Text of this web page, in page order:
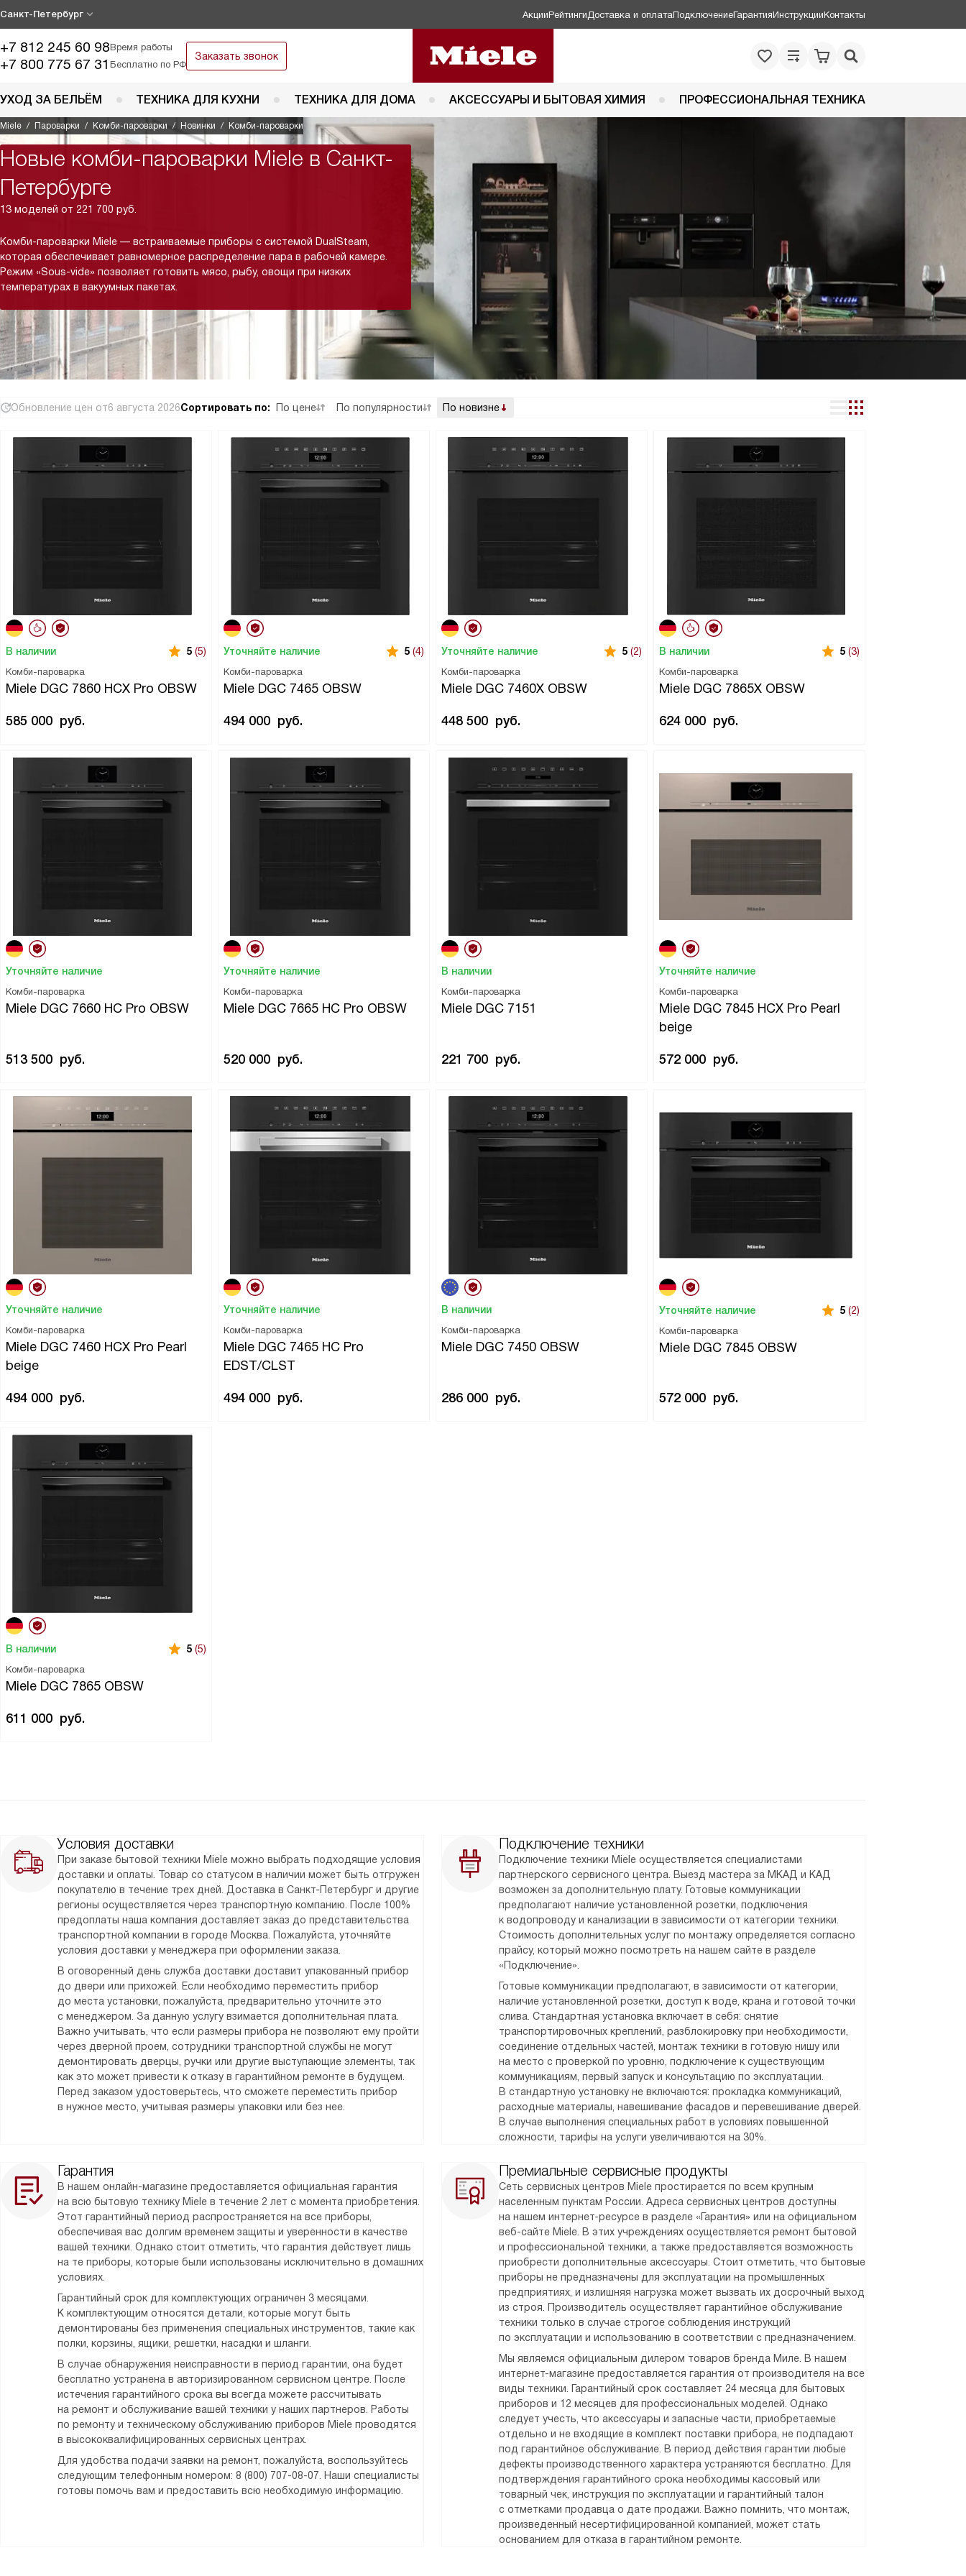
Санкт-Петербург АкцииРейтинги Доставка и оплатаПодключениеГарантияИнструкцииКонтакты
+7 812 245 60 98Время работы
+7 800 775 67 31 Бесплатно по РФ
Заказать звонок
УХОД ЗА БЕЛЬЁМ ТЕХНИКА ДЛЯ КУХНИ ТЕХНИКА ДЛЯ ДОМА АКСЕССУАРЫ И БЫТОВАЯ ХИМИЯ ПРОФЕССИОНАЛЬНАЯ ТЕХНИКА
Miele Пароварки Комби-пароварки Новинки Комби-пароварки
Новые комби-пароварки Miele в Санкт-
Петербурге
13 моделей от 221 700 руб.
Комби-пароварки Miele — встраиваемые приборы с системой DualSteam,
которая обеспечивает равномерное распределение пара в рабочей камере.
Режим «Sous-vide» позволяет готовить мясо, рыбу, овощи при низких
температурах в вакуумных пакетах.
Обновление цен от6 августа 2026Сортировать по: По цене По популярности По новизне
Комби-пароварка
Miele DGC 7860 HCX Pro OBSW
В наличии 5 (5)
585 000 руб.
Комби-пароварка
Miele DGC 7465 OBSW
Уточняйте наличие 5 (4)
494 000 руб.
Комби-пароварка
Miele DGC 7460X OBSW
Уточняйте наличие 5 (2)
448 500 руб.
Комби-пароварка
Miele DGC 7865X OBSW
В наличии 5 (3)
624 000 руб.
Комби-пароварка
Miele DGC 7660 HC Pro OBSW
Уточняйте наличие
513 500 руб.
Комби-пароварка
Miele DGC 7665 HC Pro OBSW
Уточняйте наличие
520 000 руб.
Комби-пароварка
Miele DGC 7151
В наличии
221 700 руб.
Комби-пароварка
Miele DGC 7845 HCX Pro Pearl
beige
Уточняйте наличие
572 000 руб.
Комби-пароварка
Miele DGC 7460 HCX Pro Pearl
beige
Уточняйте наличие
494 000 руб.
Комби-пароварка
Miele DGC 7465 HC Pro
EDST/CLST
Уточняйте наличие
494 000 руб.
Комби-пароварка
Miele DGC 7450 OBSW
В наличии
286 000 руб.
Комби-пароварка
Miele DGC 7845 OBSW
Уточняйте наличие 5 (2)
572 000 руб.
Комби-пароварка
Miele DGC 7865 OBSW
В наличии 5 (5)
611 000 руб.
Условия доставки
При заказе бытовой техники Miele можно выбрать подходящие условия
доставки и оплаты. Товар со статусом в наличии может быть отгружен
покупателю в течение трех дней. Доставка в Санкт-Петербург и другие
регионы осуществляется через транспортную компанию. После 100%
предоплаты наша компания доставляет заказ до представительства
транспортной компании в городе Москва. Пожалуйста, уточняйте
условия доставки у менеджера при оформлении заказа.
В оговоренный день служба доставки доставит упакованный прибор
до двери или прихожей. Если необходимо переместить прибор
до места установки, пожалуйста, предварительно уточните это
с менеджером. За данную услугу взимается дополнительная плата.
Важно учитывать, что если размеры прибора не позволяют ему пройти
через дверной проем, сотрудники транспортной службы не могут
демонтировать дверцы, ручки или другие выступающие элементы, так
как это может привести к отказу в гарантийном ремонте в будущем.
Перед заказом удостоверьтесь, что сможете переместить прибор
в нужное место, учитывая размеры упаковки или без нее.
Подключение техники
Подключение техники Miele осуществляется специалистами
партнерского сервисного центра. Выезд мастера за МКАД и КАД
возможен за дополнительную плату. Готовые коммуникации
предполагают наличие установленной розетки, подключения
к водопроводу и канализации в зависимости от категории техники.
Стоимость дополнительных услуг по монтажу определяется согласно
прайсу, который можно посмотреть на нашем сайте в разделе
«Подключение».
Готовые коммуникации предполагают, в зависимости от категории,
наличие установленной розетки, доступ к воде, крана и готовой точки
слива. Стандартная установка включает в себя: снятие
транспортировочных креплений, разблокировку при необходимости,
соединение отдельных частей, монтаж техники в готовую нишу или
на место с проверкой по уровню, подключение к существующим
коммуникациям, первый запуск и консультацию по эксплуатации.
В стандартную установку не включаются: прокладка коммуникаций,
расходные материалы, навешивание фасадов и перевешивание дверей.
В случае выполнения специальных работ в условиях повышенной
сложности, тарифы на услуги увеличиваются на 30%.
Гарантия
В нашем онлайн-магазине предоставляется официальная гарантия
на всю бытовую технику Miele в течение 2 лет с момента приобретения.
Этот гарантийный период распространяется на все приборы,
обеспечивая вас долгим временем защиты и уверенности в качестве
вашей техники. Однако стоит отметить, что гарантия действует лишь
на те приборы, которые были использованы исключительно в домашних
условиях.
Гарантийный срок для комплектующих ограничен 3 месяцами.
К комплектующим относятся детали, которые могут быть
демонтированы без применения специальных инструментов, такие как
полки, корзины, ящики, решетки, насадки и шланги.
В случае обнаружения неисправности в период гарантии, она будет
бесплатно устранена в авторизированном сервисном центре. После
истечения гарантийного срока вы всегда можете рассчитывать
на ремонт и обслуживание вашей техники у наших партнеров. Работы
по ремонту и техническому обслуживанию приборов Miele проводятся
в высококвалифицированных сервисных центрах.
Для удобства подачи заявки на ремонт, пожалуйста, воспользуйтесь
следующим телефонным номером: 8 (800) 707-08-07. Наши специалисты
готовы помочь вам и предоставить всю необходимую информацию.
Премиальные сервисные продукты
Сеть сервисных центров Miele простирается по всем крупным
населенным пунктам России. Адреса сервисных центров доступны
на нашем интернет-ресурсе в разделе «Гарантия» или на официальном
веб-сайте Miele. В этих учреждениях осуществляется ремонт бытовой
и профессиональной техники, а также предоставляется возможность
приобрести дополнительные аксессуары. Стоит отметить, что бытовые
приборы не предназначены для эксплуатации на промышленных
предприятиях, и излишняя нагрузка может вызвать их досрочный выход
из строя. Производитель осуществляет гарантийное обслуживание
техники только в случае строгое соблюдения инструкций
по эксплуатации и использованию в соответствии с предназначением.
Мы являемся официальным дилером товаров бренда Миле. В нашем
интернет-магазине предоставляется гарантия от производителя на все
виды техники. Гарантийный срок составляет 24 месяца для бытовых
приборов и 12 месяцев для профессиональных моделей. Однако
следует учесть, что аксессуары и запасные части, приобретаемые
отдельно и не входящие в комплект поставки прибора, не подпадают
под гарантийное обслуживание. В период действия гарантии любые
дефекты производственного характера устраняются бесплатно. Для
подтверждения гарантийного срока необходимы кассовый или
товарный чек, инструкция по эксплуатации и гарантийный талон
с отметками продавца о дате продажи. Важно помнить, что монтаж,
произведенный несертифицированной компанией, может стать
основанием для отказа в гарантийном ремонте.